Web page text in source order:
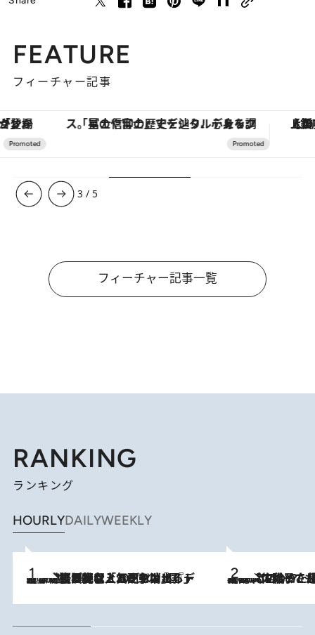
FEATURE
フィーチャー記事
「星のや富士」でデジタルデトックス。冨士信仰の歴史を辿り、心身を調える。 【銀座で出合う最旬美容】美髪ケアや
3 / 5
フィーチャー記事一覧
RANKING
ランキング
HOURLYDAILYWEEKLY
2026.8.5
【なぜ吉沢亮は「気配を消せる」のか？】興行収入208億の『国宝』を経て挑むミュージカル『ディア・エヴァン・ハンセン』。トップ俳優が舞台上でさらけ出した“孤独”とは 2026.8.5
【阿川佐和子さんの年とる力】なぜ70代で始めた趣味は“こんなに楽しい”のか？ ピアノ、俳句…スランプに陥っても続けられる“ある秘訣”とは